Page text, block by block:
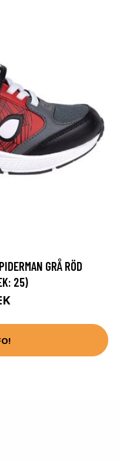
GRÅ RÖD
25)